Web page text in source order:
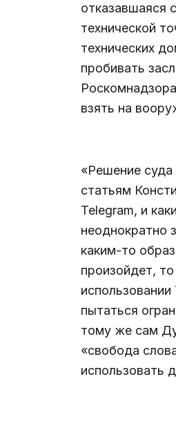
отказавшаяся
технической
технических
пробивать
взять на
«Решение суда
статьям
Telegram, и
неоднократно
каким-то
произойдет,
пытаться
тому же сам
«свобода
использовать